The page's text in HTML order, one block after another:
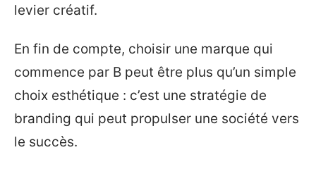
levier créatif.
En fin de compte, choisir une marque qui
commence par B peut être plus qu’un simple
choix esthétique : c’est une stratégie de
branding qui peut propulser une société vers
le succès.